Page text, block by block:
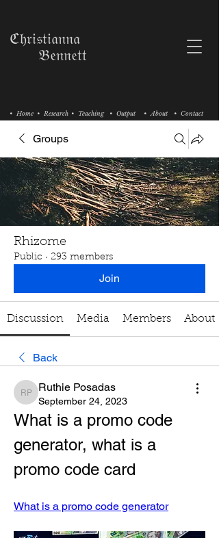
• Research • Teaching
• Home • Output • About • Contact
ℭ𝔥𝔯𝔦𝔰𝔱𝔦𝔞𝔫𝔫𝔞
𝔅𝔢𝔫𝔫𝔢𝔱𝔱
Groups
Rhizome
Public · 293 members
Join
Discussion Media Members About
Back
Ruthie Posadas
Ruthie Posadas
September 24, 2023
What is a promo code
generator, what is a
promo code card
What is a promo code generator